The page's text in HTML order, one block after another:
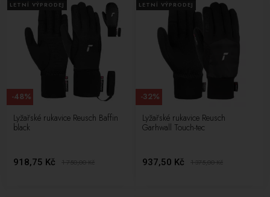
LETNÍ VÝPRODEJ
Lyžařské rukavice Reusch Baffin
black
918,75 Kč 1 750,00Kč
-48%
LETNÍ VÝPRODEJ
Lyžařské rukavice Reusch
Garhwall Touch-tec
937,50 Kč 1 375,00Kč
-32%